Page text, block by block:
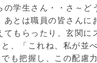
学生さん・・さ～
とは職員の皆さん
もらったり、玄関
、「これね、私が並
も把握し、この配慮